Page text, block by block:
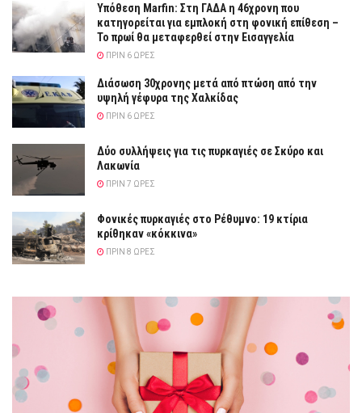
Υπόθεση Marfin: Στη ΓΑΔΑ η 46χρονη που
κατηγορείται για εμπλοκή στη φονική επίθεση –
Το πρωί θα μεταφερθεί στην Εισαγγελία
ΠΡΙΝ 6 ΏΡΕΣ
Διάσωση 30χρονης μετά από πτώση από την
υψηλή γέφυρα της Χαλκίδας
ΠΡΙΝ 6 ΏΡΕΣ
Δύο συλλήψεις για τις πυρκαγιές σε Σκύρο και
Λακωνία
ΠΡΙΝ 7 ΏΡΕΣ
Φονικές πυρκαγιές στο Ρέθυμνο: 19 κτίρια
κρίθηκαν «κόκκινα»
ΠΡΙΝ 8 ΏΡΕΣ